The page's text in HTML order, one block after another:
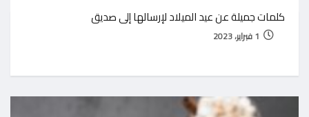
كلمات جميلة عن عيد الميلاد لإرسالها إلى صديق
1 فبراير، 2023